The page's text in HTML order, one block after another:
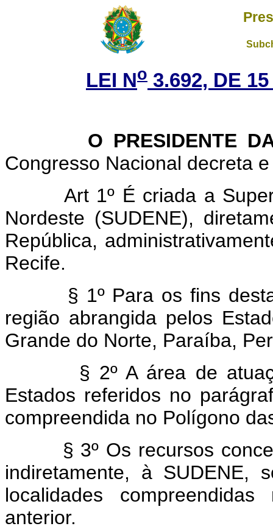
LEI No 3.692, DE
O PRESIDENTE DA
Congresso Nacional decreta
Art 1º É criada a
Nordeste (SUDENE),
República,
Recife.
§ 1º Para os fins desta
região abrangida pelos
Grande do Norte, Paraíba,
§ 2º A área de atuação
Estados referidos no
compreendida no Polígono
§ 3º Os recursos
indiretamente, à SUDENE,
localidades
anterior.